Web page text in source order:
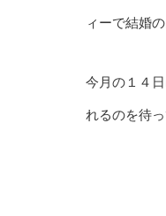
ィーで結婚
今月の１４
れるのを待